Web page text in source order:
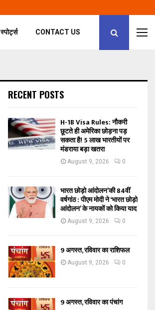
स्पोर्ट्स CONTACT US
RECENT POSTS
H-1B Visa Rules: नौकरी
छूटते ही अमेरिका छोड़ना पड़
सकता है! 5 लाख भारतीयों पर
मंडराया बड़ा खतरा
August 9, 2026 0
भारत छोड़ो आंदोलन’की 84वीं
वर्षगांठ : पीएम मोदी ने ‘भारत छोड़ो
आंदोलन’ के नायकों को किया याद
August 9, 2026 0
9 अगस्त, रविवार का राशिफल
August 9, 2026 0
9 अगस्त, रविवार का पंचांग